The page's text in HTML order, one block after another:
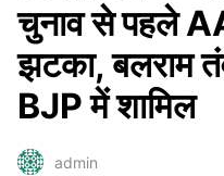
चुनाव से पहले
झटका, बलराम
BJP में शामिल
admin